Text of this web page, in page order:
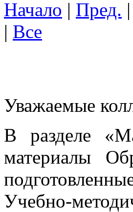
Начало | Пред. |
| Все
Уважаемые
В разделе
материалы
Учебно-